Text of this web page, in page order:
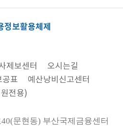
정보활용체제
제보센터
오시는길
공표
예산낭비신고센터
전용)
문현동) 부산국제금융센터